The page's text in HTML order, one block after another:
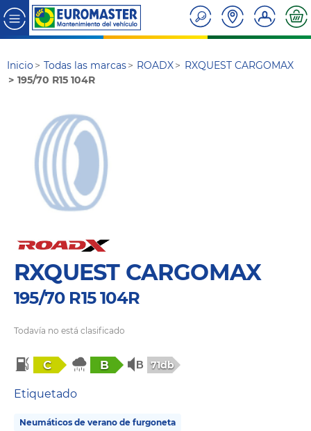
Inicio Todas las marcas ROADX
RXQUEST CARGOMAX
195/70 R15 104R
RXQUEST CARGOMAX
195/70 R15 104R
Todavía no está clasificado
C B 71db
Etiquetado
Neumáticos de verano de furgoneta